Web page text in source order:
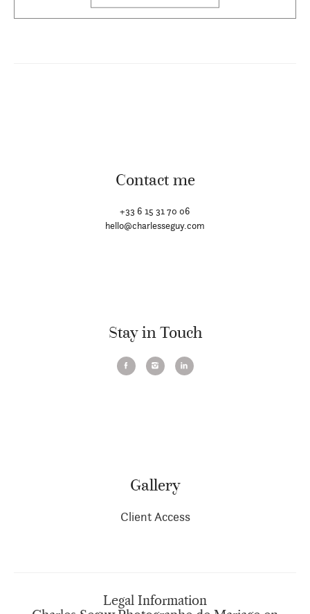
Contact me
+33 6 15 31 70 06
hello@charlesseguy.com
Stay in Touch
Gallery
Client Access
Legal Information